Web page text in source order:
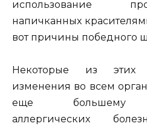
использование
напичканных
вот причины победного
Некоторые из этих
изменения во всем
еще большему
аллергических